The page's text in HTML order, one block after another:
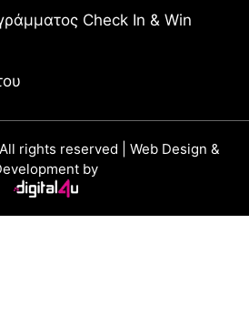
Check In & Win
rights reserved | Web Design &
by